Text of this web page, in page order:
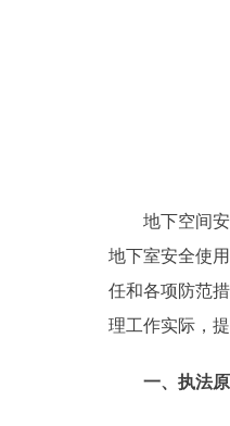
地下空间安全
地下室安全使
任和各项防范
理工作实际，
一、执法原